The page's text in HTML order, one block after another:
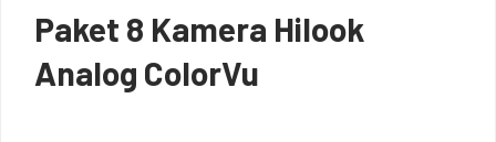
Paket 8 Kamera Hilook
Analog ColorVu